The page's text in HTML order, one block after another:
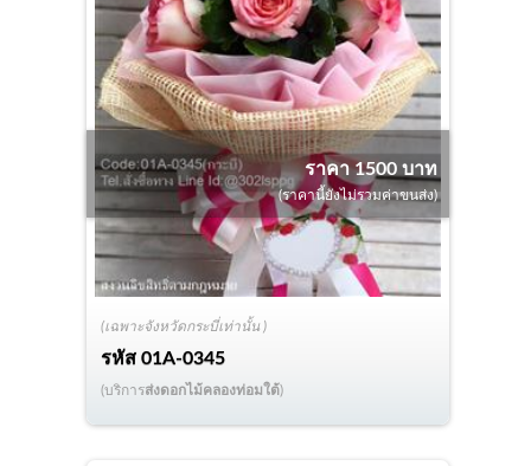
(เฉพาะจังหวัดกระบี่เท่านั้น )
รหัส01A-0345
ราคา 1500 บาท
(ราคานี้ยังไม่รวมค่าขนส่ง)
(บริการส่งดอกไม้คลองท่อมใต้)